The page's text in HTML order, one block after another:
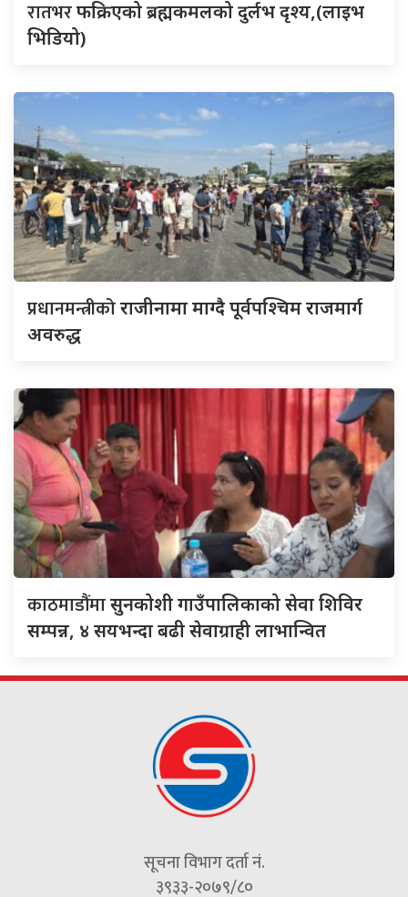
रातभरफक्रिएको ब्रह्मकमलको दुर्लभ दृश्य,(लाइभ
भिडियो)
प्रधानमन्त्रीकोराजीनामा माग्दै पूर्वपश्चिम राजमार्ग
अवरुद्ध
काठमाडौंमासुनकोशी गाउँपालिकाको सेवा शिविर
सम्पन्न, ४ सयभन्दा बढी सेवाग्राही लाभान्वित
सूचना विभाग दर्ता नं.
३९३३-२०७९/८०